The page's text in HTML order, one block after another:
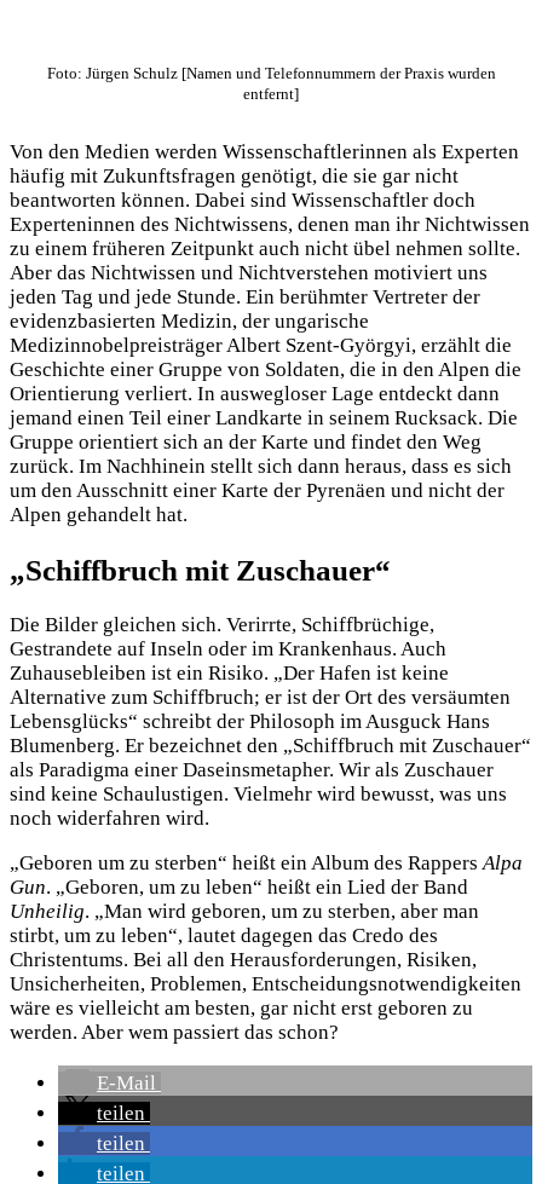
Foto: Jürgen Schulz [Namen und Telefonnummern der Praxis wurden
entfernt]
Von den Medien werden Wissenschaftlerinnen als Experten
häufig mit Zukunftsfragen genötigt, die sie gar nicht
beantworten können. Dabei sind Wissenschaftler doch
Experteninnen des Nichtwissens, denen man ihr Nichtwissen
zu einem früheren Zeitpunkt auch nicht übel nehmen sollte.
Aber das Nichtwissen und Nichtverstehen motiviert uns
jeden Tag und jede Stunde. Ein berühmter Vertreter der
evidenzbasierten Medizin, der ungarische
Medizinnobelpreisträger Albert Szent-Györgyi, erzählt die
Geschichte einer Gruppe von Soldaten, die in den Alpen die
Orientierung verliert. In auswegloser Lage entdeckt dann
jemand einen Teil einer Landkarte in seinem Rucksack. Die
Gruppe orientiert sich an der Karte und findet den Weg
zurück. Im Nachhinein stellt sich dann heraus, dass es sich
um den Ausschnitt einer Karte der Pyrenäen und nicht der
Alpen gehandelt hat.
„Schiffbruch mit Zuschauer“
Die Bilder gleichen sich. Verirrte, Schiffbrüchige,
Gestrandete auf Inseln oder im Krankenhaus. Auch
Zuhausebleiben ist ein Risiko. „Der Hafen ist keine
Alternative zum Schiffbruch; er ist der Ort des versäumten
Lebensglücks“ schreibt der Philosoph im Ausguck Hans
Blumenberg. Er bezeichnet den „Schiffbruch mit Zuschauer“
als Paradigma einer Daseinsmetapher. Wir als Zuschauer
sind keine Schaulustigen. Vielmehr wird bewusst, was uns
noch widerfahren wird.
„Geboren um zu sterben“ heißt ein Album des RappersAlpa
Gun. „Geboren, um zu leben“ heißt ein Lied der Band
Unheilig. „Man wird geboren, um zu sterben, aber man
stirbt, um zu leben“, lautet dagegen das Credo des
Christentums. Bei all den Herausforderungen, Risiken,
Unsicherheiten, Problemen, Entscheidungsnotwendigkeiten
wäre es vielleicht am besten, gar nicht erst geboren zu
werden. Aber wem passiert das schon?
E-Mail
teilen
teilen
teilen